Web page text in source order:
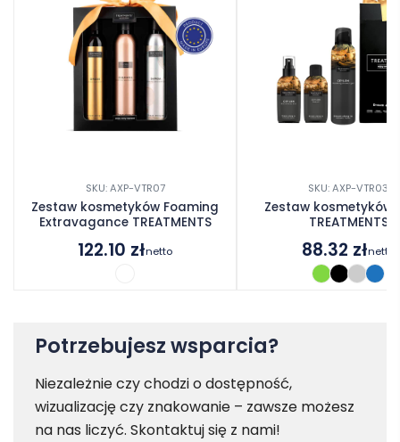
SKU: AXP-VTR07
Zestaw kosmetyków Foaming
Extravagance TREATMENTS
122.10 złnetto
SKU: AXP-VTR03
Zestaw kosmetyków
TREATMENTS
88.32 złnetto
Potrzebujesz wsparcia?
Niezależnie czy chodzi o dostępność,
wizualizację czy znakowanie – zawsze możesz
na nas liczyć. Skontaktuj się z nami!